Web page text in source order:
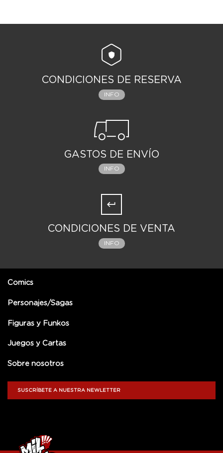
CONDICIONES DE RESERVA
INFO
GASTOS DE ENVÍO
INFO
CONDICIONES DE VENTA
INFO
Comics
Personajes/Sagas
Figuras y Funkos
Juegos y Cartas
Sobre nosotros
SUSCRÍBETE A NUESTRA NEWLETTER